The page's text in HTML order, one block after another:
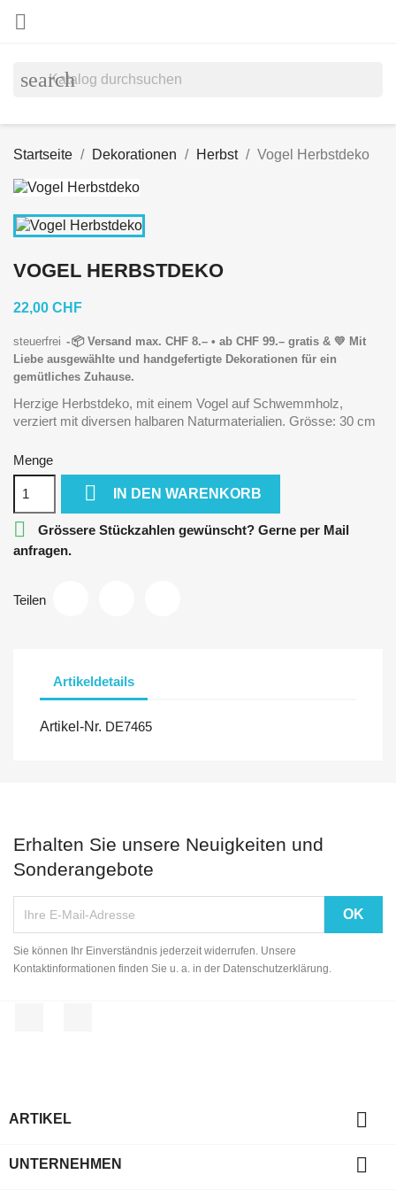

search
Startseite Dekorationen Herbst Vogel Herbstdeko
VOGEL HERBSTDEKO
22,00 CHF
steuerfrei
📦 Versand max. CHF 8.– • ab CHF 99.– gratis & 💛 Mit
Liebe ausgewählte und handgefertigte Dekorationen für ein
gemütliches Zuhause.
Herzige Herbstdeko, mit einem Vogel auf Schwemmholz,
verziert mit diversen halbaren Naturmaterialien. Grösse: 30 cm
Menge
 IN DEN WARENKORB

Grössere Stückzahlen gewünscht? Gerne per Mail
anfragen.
Teilen
Artikeldetails
Artikel-Nr. DE7465
Erhalten Sie unsere Neuigkeiten und
Sonderangebote
Sie können Ihr Einverständnis jederzeit widerrufen. Unsere
Kontaktinformationen finden Sie u. a. in der Datenschutzerklärung.
ARTIKEL 
UNTERNEHMEN 